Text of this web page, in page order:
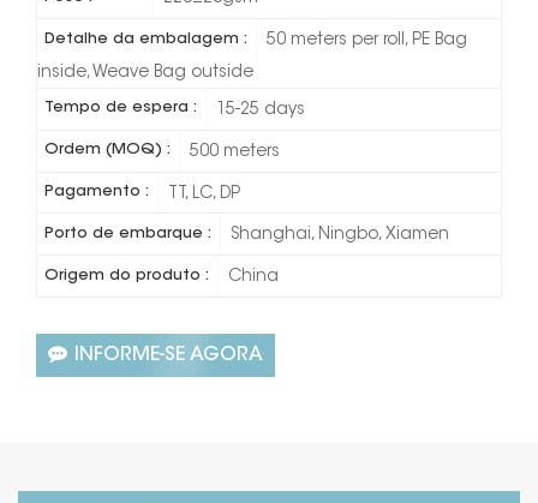
Detalhe da embalagem :
50 meters per roll, PE Bag
inside, Weave Bag outside
Tempo de espera : 15-25 days
Ordem (MOQ) : 500 meters
Pagamento : TT, LC, DP
Porto de embarque : Shanghai, Ningbo, Xiamen
Origem do produto : China
INFORME-SE AGORA